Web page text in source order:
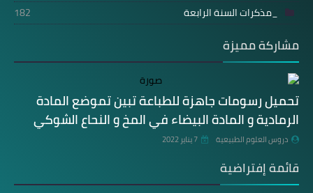
_مذكرات السنة الرابعة
182
مشاركة مميزة
تحميل رسومات جاهزة للطباعة تبين تموضع المادة
الرمادية و المادة البيضاء في المخ و النحاع الشوكي
دروس العلوم الطبيعية 7 يناير 2022
قائمة إفتراضية